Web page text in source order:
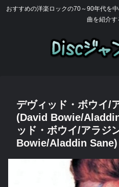
おすすめの洋楽ロックの70～90年代を
曲を紹介す
デヴィッド・ボウイ/
(David Bowie/
ッド・ボウイ/アラジ
Bowie/Aladdin Sane)